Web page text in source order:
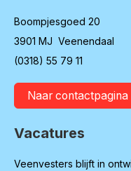
Boompjesgoed 20
3901 MJ Veenendaal
(0318) 55 79 11
Naar contactpagina
Vacatures
Veenvesters blijft in